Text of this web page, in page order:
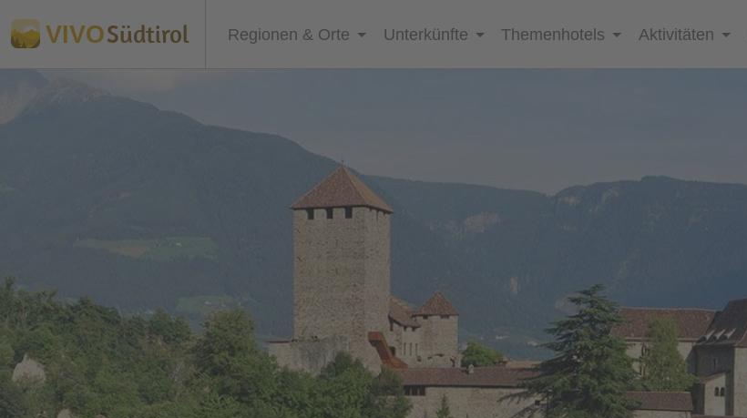
VIVOSüdtirol Regionen & Orte Unterkünfte Themenhotels Aktivitäten